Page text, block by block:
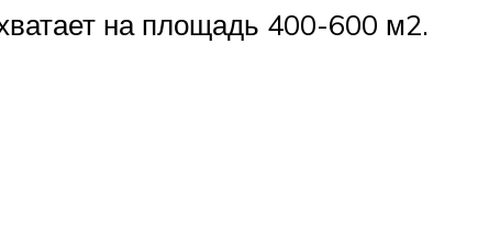
на площадь 400-600 м2.